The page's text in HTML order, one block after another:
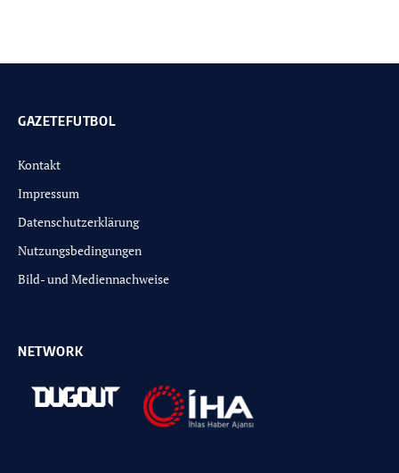
GAZETEFUTBOL
Kontakt
Impressum
Datenschutzerklärung
Nutzungsbedingungen
Bild- und Mediennachweise
NETWORK